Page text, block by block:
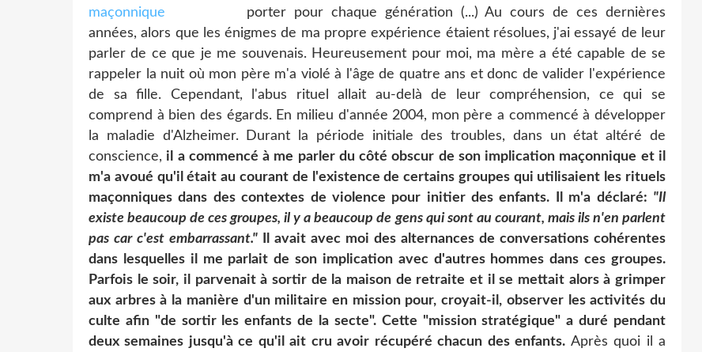
porter pour chaque génération (...) Au cours de ces dernières
années, alors que les énigmes de ma propre expérience étaient résolues, j'ai essayé de leur
parler de ce que je me souvenais. Heureusement pour moi, ma mère a été capable de se
rappeler la nuit où mon père m'a violé à l'âge de quatre ans et donc de valider l'expérience
de sa fille. Cependant, l'abus rituel allait au-delà de leur compréhension, ce qui se
comprend à bien des égards. En milieu d'année 2004, mon père a commencé à développer
la maladie d'Alzheimer. Durant la période initiale des troubles, dans un état altéré de
conscience, il a commencé à me parler du côté obscur de son implication maçonnique et il
m'a avoué qu'il était au courant de l'existence de certains groupes qui utilisaient les rituels
maçonniques dans des contextes de violence pour initier des enfants. Il m'a déclaré: "Il
existe beaucoup de ces groupes, il y a beaucoup de gens qui sont au courant, mais ils n'en parlent
pas car c'est embarrassant." Il avait avec moi des alternances de conversations cohérentes
dans lesquelles il me parlait de son implication avec d'autres hommes dans ces groupes.
Parfois le soir, il parvenait à sortir de la maison de retraite et il se mettait alors à grimper
aux arbres à la manière d'un militaire en mission pour, croyait-il, observer les activités du
culte afin "de sortir les enfants de la secte". Cette "mission stratégique" a duré pendant
deux semaines jusqu'à ce qu'il ait cru avoir récupéré chacun des enfants. Après quoi il a